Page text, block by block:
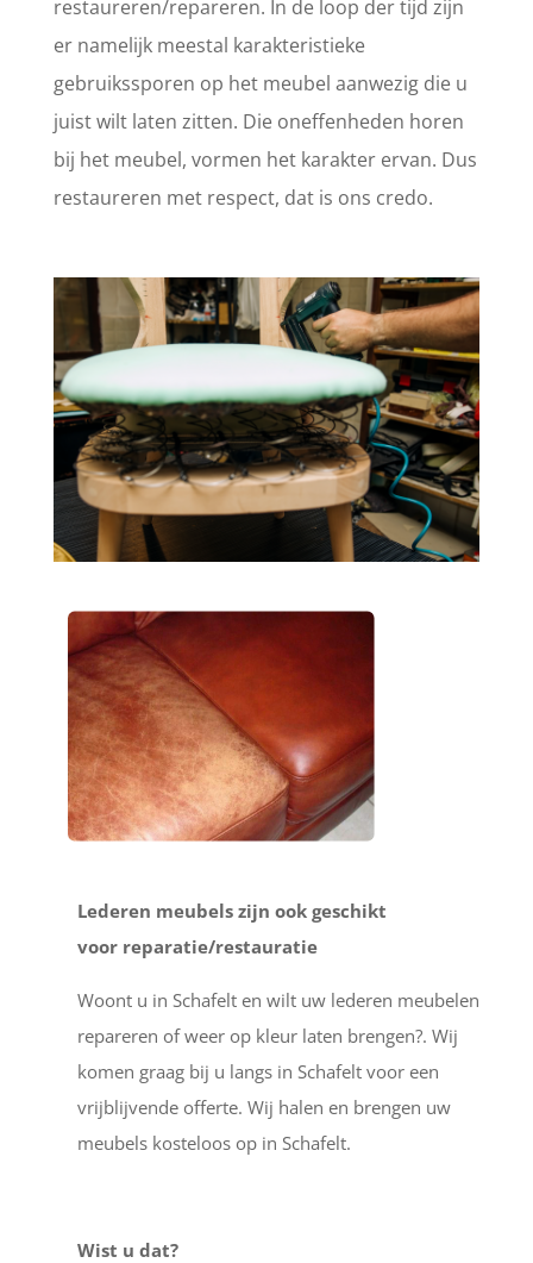
restaureren/repareren. In de loop der tijd zijn
er namelijk meestal karakteristieke
gebruikssporen op het meubel aanwezig die u
juist wilt laten zitten. Die oneffenheden horen
bij het meubel, vormen het karakter ervan. Dus
restaureren met respect, dat is ons credo.
Lederen meubels zijn ook geschikt
voor reparatie/restauratie
Woont u in Schafelt en wilt uw lederen meubelen
repareren of weer op kleur laten brengen?. Wij
komen graag bij u langs in Schafelt voor een
vrijblijvende offerte. Wij halen en brengen uw
meubels kosteloos op in Schafelt.
Wist u dat?